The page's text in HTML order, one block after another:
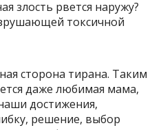
злость рвется наружу?
токсичной
сторона тирана. Таким
даже любимая мама,
достижения,
решение, выбор